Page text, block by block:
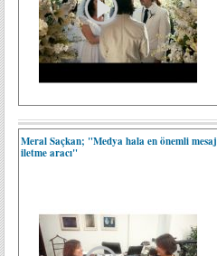
Meral Saçkan; "Medya hala en önemli mesaj
iletme aracı"